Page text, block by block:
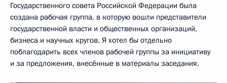
Государственного совета Российской Федерации была
создана рабочая группа, в которую вошли представители
государственной власти и общественных организаций,
бизнеса и научных кругов. Я хотел бы отдельно
поблагодарить всех членов рабочей группы за инициативу
и за предложения, внесённые в материалы заседания.